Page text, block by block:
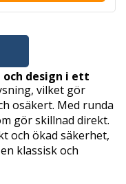
och design i ett
vilket gör
osäkert. Med runda
gör skillnad direkt.
och ökad säkerhet,
klassisk och